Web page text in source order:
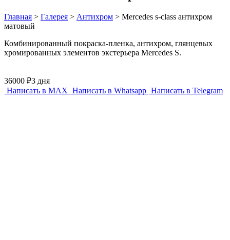
Главная > Галерея > Антихром > Mercedes s-class антихром
матовый
Комбинированный покраска-пленка, антихром, глянцевых
хромированных элементов экстерьера Mercedes S.
36000 ₽3 дня
Написать в MAX Написать в Whatsapp Написать в Telegram